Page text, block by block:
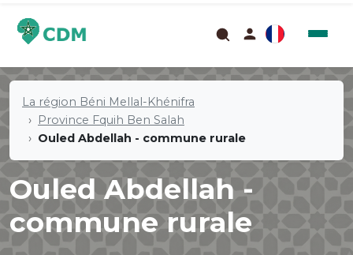
La région Béni Mellal-Khénifra
Province Fquih Ben Salah
Ouled Abdellah - commune rurale
Ouled Abdellah -
commune rurale